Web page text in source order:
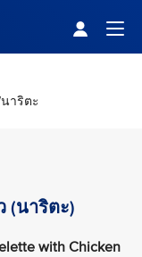
าริตะ
(นาริตะ)
with Chicken